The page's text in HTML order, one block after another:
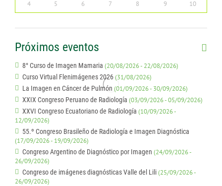
4 5 6 7 8 9 10
Próximos eventos
8° Curso de Imagen Mamaria (20/08/2026 - 22/08/2026)
Curso Virtual Flenimágenes 2026(31/08/2026)
La Imagen en Cáncer de Pulmón (01/09/2026 - 30/09/2026)
XXIX Congreso Peruano de Radiología (03/09/2026 - 05/09/2026)
XXVI Congreso Ecuatoriano de Radiología (10/09/2026 -
12/09/2026)
55.º Congreso Brasileño de Radiología e Imagen Diagnóstica
(17/09/2026 - 19/09/2026)
Congreso Argentino de Diagnóstico por Imagen (24/09/2026 -
26/09/2026)
Congreso de imágenes diagnósticas Valle del Lili(25/09/2026 -
26/09/2026)